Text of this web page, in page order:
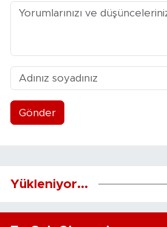
Gönder
Yükleniyor...